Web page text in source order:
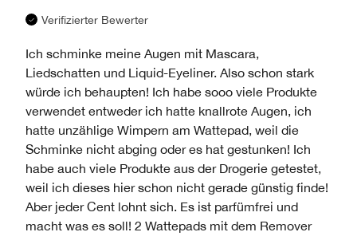
BEWERTUNGEN
ANZAHL
BEWERTUNGEN
Verifizierter Bewerter
Ich schminke meine Augen mit Mascara,
Liedschatten und Liquid-Eyeliner. Also schon stark
würde ich behaupten! Ich habe sooo viele Produkte
verwendet entweder ich hatte knallrote Augen, ich
hatte unzählige Wimpern am Wattepad, weil die
Schminke nicht abging oder es hat gestunken! Ich
habe auch viele Produkte aus der Drogerie getestet,
weil ich dieses hier schon nicht gerade günstig finde!
Aber jeder Cent lohnt sich. Es ist parfümfrei und
macht was es soll! 2 Wattepads mit dem Remover